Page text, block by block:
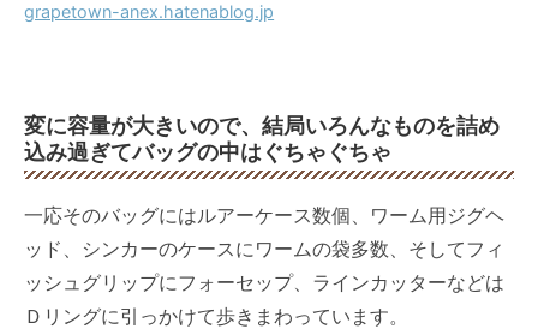
grapetown-anex.hatenablog.jp
変に容量が大きいので、結局いろんなものを詰め
込み過ぎてバッグの中はぐちゃぐちゃ
一応そのバッグにはルアーケース数個、ワーム用ジグヘ
ッド、シンカーのケースにワームの袋多数、そしてフィ
ッシュグリップにフォーセップ、ラインカッターなどは
Ｄリングに引っかけて歩きまわっています。